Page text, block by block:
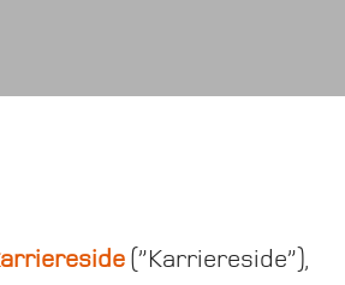
(”Karriereside”),